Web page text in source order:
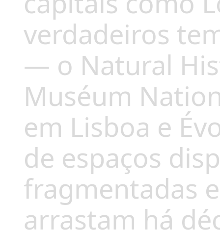
verdadeiros
— o Natural
Muséum
em Lisboa e
de espaços
fragmentadas
arrastam há